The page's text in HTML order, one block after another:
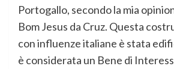
Portogallo, secondo la mia
Bom Jesus da Cruz. Questa
con influenze italiane è stata
è considerata un Bene di